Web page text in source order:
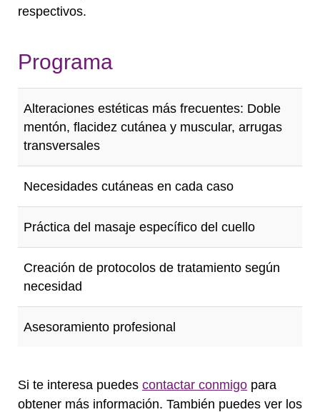
respectivos.
Programa
Alteraciones estéticas más frecuentes: Doble
mentón, flacidez cutánea y muscular, arrugas
transversales
Necesidades cutáneas en cada caso
Práctica del masaje específico del cuello
Creación de protocolos de tratamiento según
necesidad
Asesoramiento profesional
Si te interesa puedes contactar conmigo para
obtener más información. También puedes ver los